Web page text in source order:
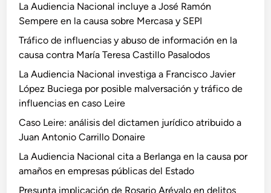
La Audiencia Nacional incluye a José Ramón
Sempere en la causa sobre Mercasa y SEPI
Tráfico de influencias y abuso de información en la
causa contra María Teresa Castillo Pasalodos
La Audiencia Nacional investiga a Francisco Javier
López Buciega por posible malversación y tráfico de
influencias en caso Leire
Caso Leire: análisis del dictamen jurídico atribuido a
Juan Antonio Carrillo Donaire
La Audiencia Nacional cita a Berlanga en la causa por
amaños en empresas públicas del Estado
Presunta implicación de Rosario Arévalo en delitos